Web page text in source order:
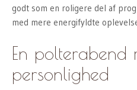
godt som en roligere del af
med mere energifyldte
En polterabend
personlighed